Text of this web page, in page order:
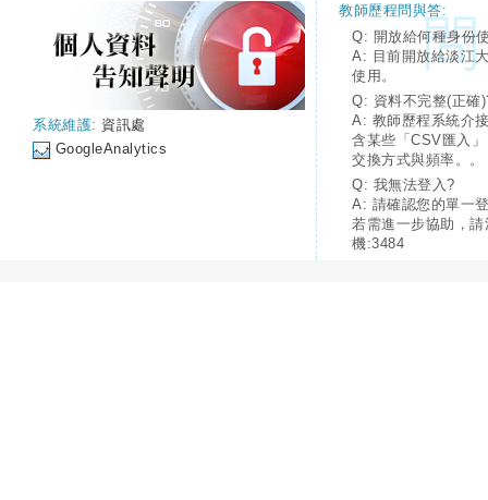
系統維護: 資訊處
GoogleAnalytics
教師歷程問與答:
Q: 開放給何種身份
A: 目前開放給淡江
使用。
Q: 資料不完整(正確
A: 教師歷程系統介
含某些「CSV匯入
交換方式與頻率。。
Q: 我無法登入?
A: 請確認您的單一
若需進一步協助，
機:3484